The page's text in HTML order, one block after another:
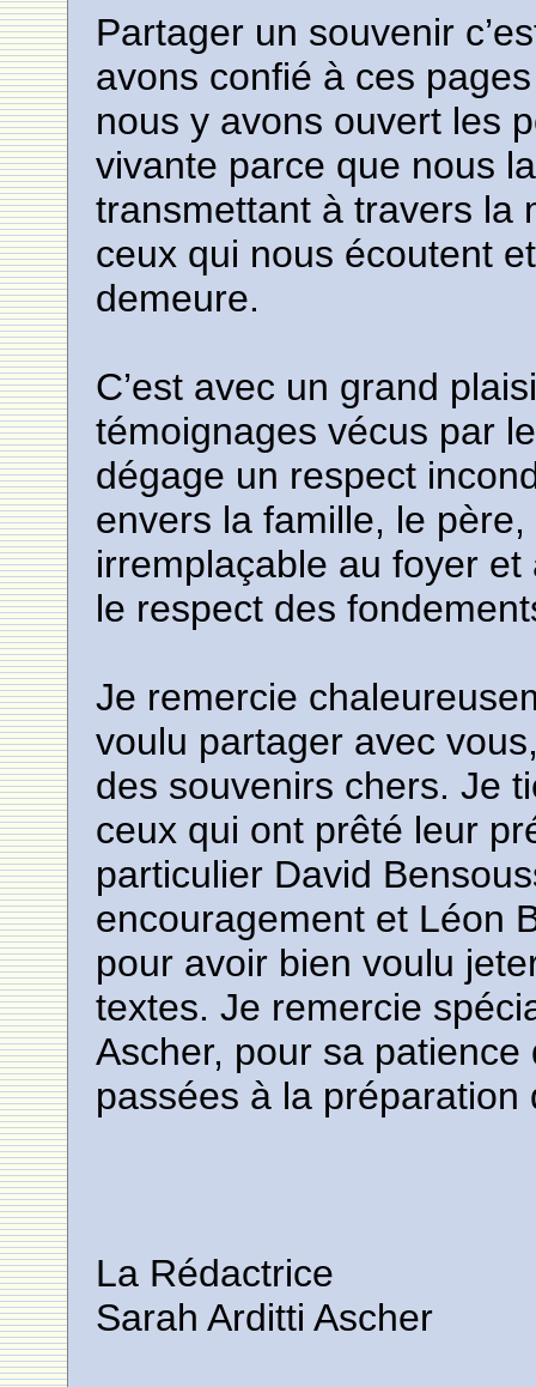
Partager un souvenir
avons confié à ces
nous y avons ouvert les
vivante parce que nous
transmettant à travers la
ceux qui nous écoutent
demeure.
C’est avec un grand
témoignages vécus par
dégage un respect
envers la famille, le
irremplaçable au foyer
le respect des
Je remercie
voulu partager avec
des souvenirs chers. Je
ceux qui ont prêté leur
particulier David
encouragement et Léon
pour avoir bien voulu
textes. Je remercie
Ascher, pour sa
passées à la préparation
La Rédactrice
Sarah Arditti Ascher